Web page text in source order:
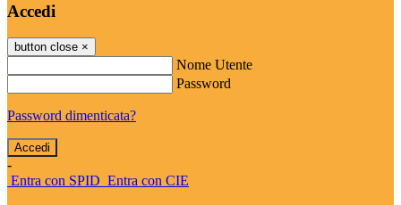
Accedi
button close ×
Nome Utente
Password
Password dimenticata?
-
Entra con SPID Entra con CIE